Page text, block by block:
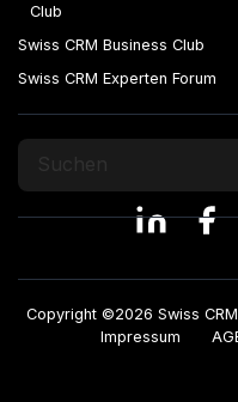
Club
Swiss CRM Business Club
Swiss CRM Experten Forum
Copyright ©2026 Swiss
Impressum